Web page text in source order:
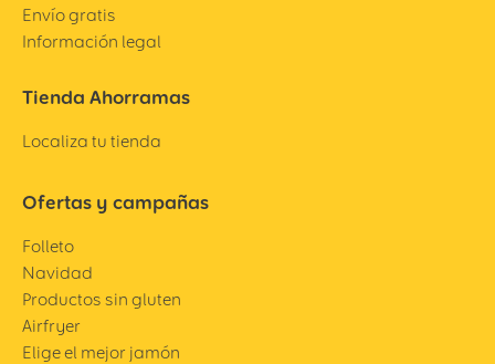
Envío gratis
Información legal
Tienda Ahorramas
Localiza tu tienda
Ofertas y campañas
Folleto
Navidad
Productos sin gluten
Airfryer
Elige el mejor jamón